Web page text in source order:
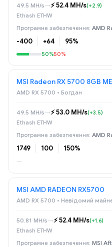
49.5 MH/s→⚡️ 52.4 MH/s(+2.9)
Ethash ETHW
AMD
-400 +64 95%
50%50%
MSI Radeon RX 5700 8GB
AMD RX 5700 • Богдан
49.5 MH/s→⚡️ 53.0 MH/s(+3.5)
Ethash ETHW
AMD
1749 100 150%
—
MSI AMD RADEON RX5700
AMD RX 5700 • Невідомий
50.81 MH/s→⚡️ 52.4 MH/s(+1.6)
Ethash ETHW
MSI